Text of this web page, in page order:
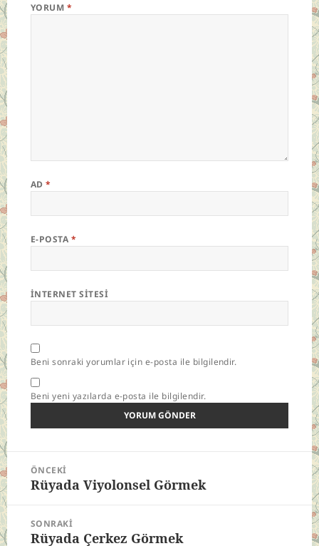
YORUM *
AD*
E-POSTA *
İNTERNET SITESI
Beni sonraki yorumlar için e-posta ile bilgilendir.
Beni yeni yazılarda e-posta ile bilgilendir.
Yazı
gezinmesi
ÖNCEKI
Önceki
Rüyada Viyolonsel Görmek
SONRAKI
Sonraki
Rüyada Çerkez Görmek